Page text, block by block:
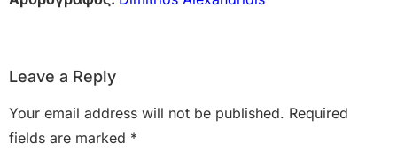
Leave a Reply
Your email address will not be published. Required
fields are marked *